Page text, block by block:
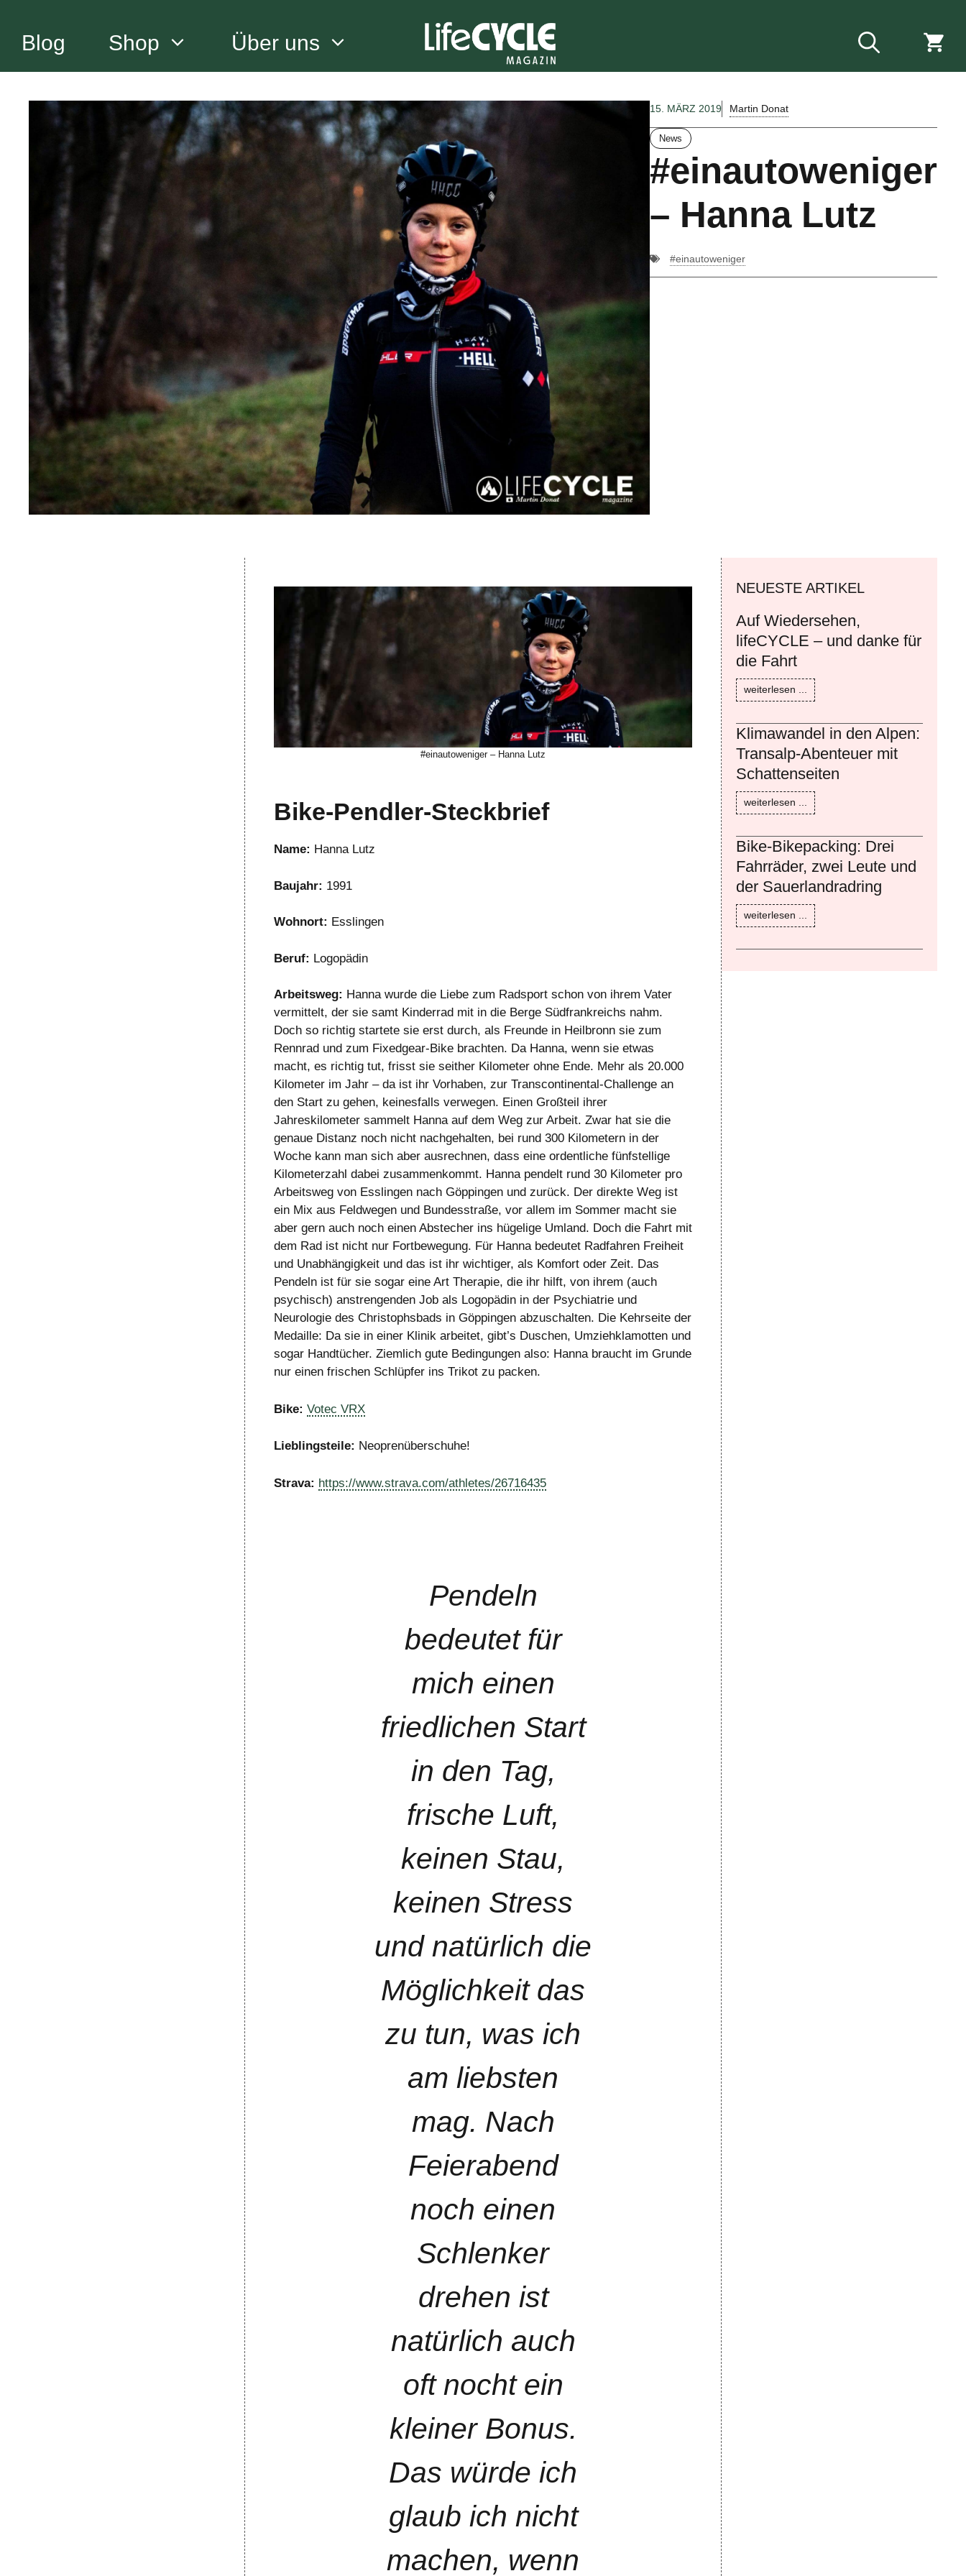
springen
Blog Shop Über uns
15. MÄRZ 2019 Martin Donat
News
#einautoweniger
– Hanna Lutz
#einautoweniger
#einautoweniger – Hanna Lutz
Bike-Pendler-Steckbrief
Name: Hanna Lutz
Baujahr: 1991
Wohnort: Esslingen
Beruf: Logopädin
Arbeitsweg: Hanna wurde die Liebe zum Radsport schon von ihrem Vater
vermittelt, der sie samt Kinderrad mit in die Berge Südfrankreichs nahm.
Doch so richtig startete sie erst durch, als Freunde in Heilbronn sie zum
Rennrad und zum Fixedgear-Bike brachten. Da Hanna, wenn sie etwas
macht, es richtig tut, frisst sie seither Kilometer ohne Ende. Mehr als 20.000
Kilometer im Jahr – da ist ihr Vorhaben, zur Transcontinental-Challenge an
den Start zu gehen, keinesfalls verwegen. Einen Großteil ihrer
Jahreskilometer sammelt Hanna auf dem Weg zur Arbeit. Zwar hat sie die
genaue Distanz noch nicht nachgehalten, bei rund 300 Kilometern in der
Woche kann man sich aber ausrechnen, dass eine ordentliche fünfstellige
Kilometerzahl dabei zusammenkommt. Hanna pendelt rund 30 Kilometer pro
Arbeitsweg von Esslingen nach Göppingen und zurück. Der direkte Weg ist
ein Mix aus Feldwegen und Bundesstraße, vor allem im Sommer macht sie
aber gern auch noch einen Abstecher ins hügelige Umland. Doch die Fahrt mit
dem Rad ist nicht nur Fortbewegung. Für Hanna bedeutet Radfahren Freiheit
und Unabhängigkeit und das ist ihr wichtiger, als Komfort oder Zeit. Das
Pendeln ist für sie sogar eine Art Therapie, die ihr hilft, von ihrem (auch
psychisch) anstrengenden Job als Logopädin in der Psychiatrie und
Neurologie des Christophsbads in Göppingen abzuschalten. Die Kehrseite der
Medaille: Da sie in einer Klinik arbeitet, gibt’s Duschen, Umziehklamotten und
sogar Handtücher. Ziemlich gute Bedingungen also: Hanna braucht im Grunde
nur einen frischen Schlüpfer ins Trikot zu packen.
Bike: Votec VRX
Lieblingsteile: Neoprenüberschuhe!
Strava: https://www.strava.com/athletes/26716435
Pendeln
bedeutet für
mich einen
friedlichen Start
in den Tag,
frische Luft,
keinen Stau,
keinen Stress
und natürlich die
Möglichkeit das
zu tun, was ich
am liebsten
mag. Nach
Feierabend
noch einen
Schlenker
drehen ist
natürlich auch
oft nocht ein
kleiner Bonus.
Das würde ich
glaub ich nicht
machen, wenn
NEUESTE ARTIKEL
Auf Wiedersehen,
lifeCYCLE – und danke für
die Fahrt
weiterlesen ...
Klimawandel in den Alpen:
Transalp-Abenteuer mit
Schattenseiten
weiterlesen ...
Bike-Bikepacking: Drei
Fahrräder, zwei Leute und
der Sauerlandradring
weiterlesen ...